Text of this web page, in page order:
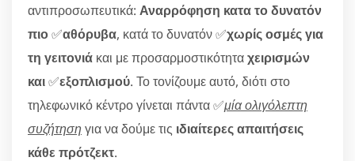
αντιπροσωπευτικά: Αναρρόφηση κατα το δυνατόν
πιο✅αθόρυβα, κατά το δυνατόν ✅χωρίς οσμές για
τη γειτονιά και με προσαρμοστικότηταχειρισμών
και✅εξοπλισμού. Το τονίζουμε αυτό, διότι στο
τηλεφωνικό κέντρο γίνεται πάντα ✅μία ολιγόλεπτη
συζήτησηγια να δούμε τις ιδιαίτερες απαιτήσεις
κάθε πρότζεκτ.